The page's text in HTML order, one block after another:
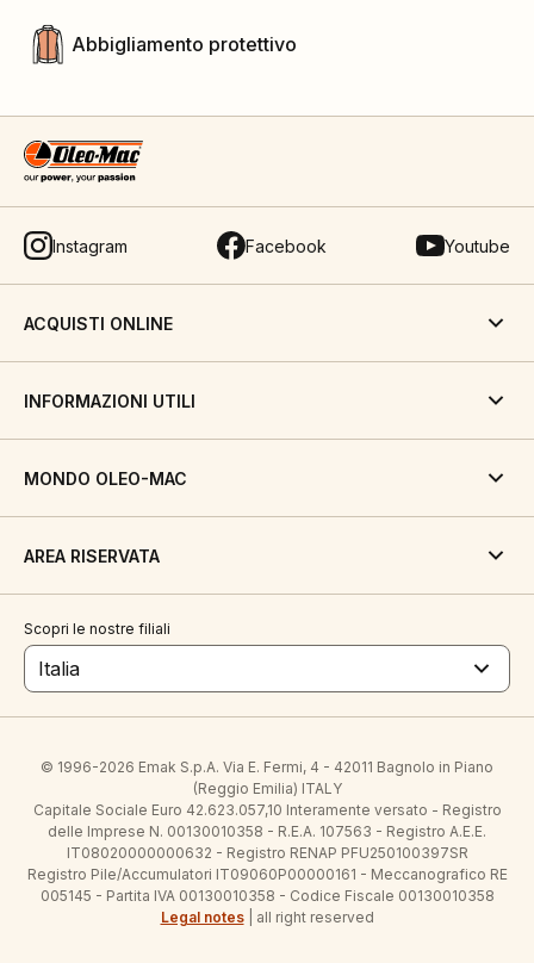
Abbigliamento protettivo
Instagram Facebook Youtube
ACQUISTI ONLINE
INFORMAZIONI UTILI
MONDO OLEO-MAC
AREA RISERVATA
Scopri le nostre filiali
Italia
© 1996-2026 Emak S.p.A. Via E. Fermi, 4 - 42011 Bagnolo in Piano
(Reggio Emilia) ITALY
Capitale Sociale Euro 42.623.057,10 Interamente versato - Registro
delle Imprese N. 00130010358 - R.E.A. 107563 - Registro A.E.E.
IT08020000000632 - Registro RENAP PFU250100397SR
Registro Pile/Accumulatori IT09060P00000161 - Meccanografico RE
005145 - Partita IVA 00130010358 - Codice Fiscale 00130010358
Legal notes| all right reserved